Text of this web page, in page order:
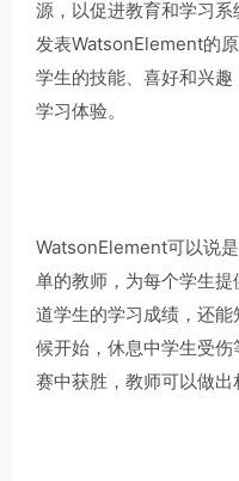
源，以促进教育和学习
发表WatsonElement的
学生的技能、喜好和兴
学习体验。
WatsonElement可以说
单的教师，为每个学生
道学生的学习成绩，还
候开始，休息中学生受
赛中获胜，教师可以做出